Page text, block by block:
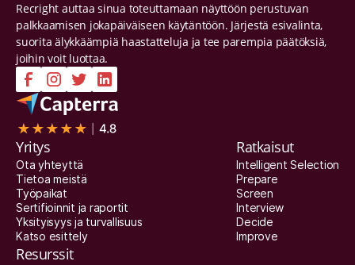
Recright auttaa sinua toteuttamaan näyttöön perustuvan
palkkaamisen jokapäiväiseen käytäntöön. Järjestä esivalinta,
suorita älykkäämpiä haastatteluja ja tee parempia päätöksiä,
joihin voit luottaa.
Yritys
Ota yhteyttä
Tietoa meistä
Työpaikat
Sertifioinnit ja raportit
Yksityisyys ja turvallisuus
Katso esittely
Ratkaisut
Intelligent Selection
Prepare
Screen
Interview
Decide
Improve
Resurssit